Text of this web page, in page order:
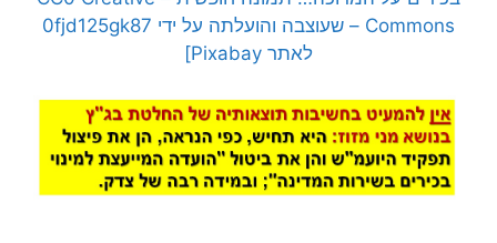
Commons – שעוצבה והועלתה על ידי 0fjd125gk87
לאתר Pixabay]